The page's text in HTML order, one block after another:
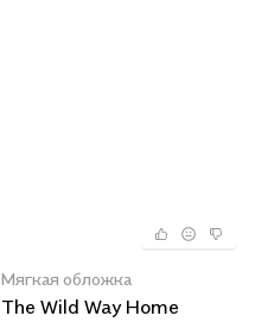
Мягкая обложка
The Wild Way Home